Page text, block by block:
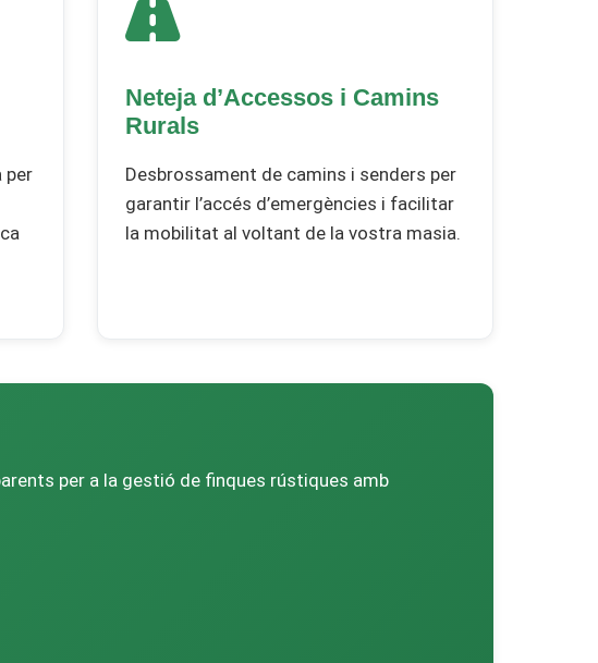
per
Neteja d’Accessos i Camins
Rurals
Desbrossament de camins i senders per
garantir l’accés d’emergències i facilitar
la mobilitat al voltant de la vostra masia.
per a la gestió de finques rústiques amb